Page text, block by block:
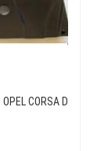
عزل الصوت ، حجرة المحرك ، غطاء المحرك OPEL CORSA D